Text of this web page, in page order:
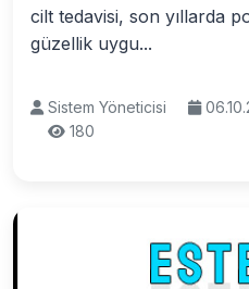
cilt tedavisi, son yıllarda
güzellik uygu...
Sistem Yöneticisi
180